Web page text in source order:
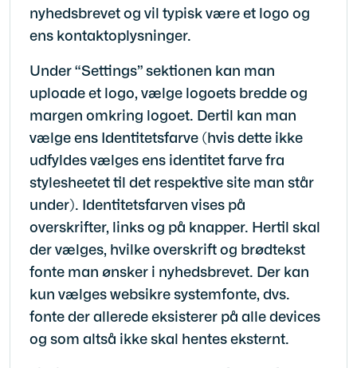
nyhedsbrevet og vil typisk være et logo og
ens kontaktoplysninger.
Under “Settings” sektionen kan man
uploade et logo, vælge logoets bredde og
margen omkring logoet. Dertil kan man
vælge ens Identitetsfarve (hvis dette ikke
udfyldes vælges ens identitet farve fra
stylesheetet til det respektive site man står
under). Identitetsfarven vises på
overskrifter, links og på knapper. Hertil skal
der vælges, hvilke overskrift og brødtekst
fonte man ønsker i nyhedsbrevet. Der kan
kun vælges websikre systemfonte, dvs.
fonte der allerede eksisterer på alle devices
og som altså ikke skal hentes eksternt.